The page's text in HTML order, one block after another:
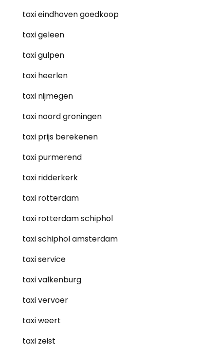
taxi eindhoven goedkoop
taxi geleen
taxi gulpen
taxi heerlen
taxi nijmegen
taxi noord groningen
taxi prijs berekenen
taxi purmerend
taxi ridderkerk
taxi rotterdam
taxi rotterdam schiphol
taxi schiphol amsterdam
taxi service
taxi valkenburg
taxi vervoer
taxi weert
taxi zeist